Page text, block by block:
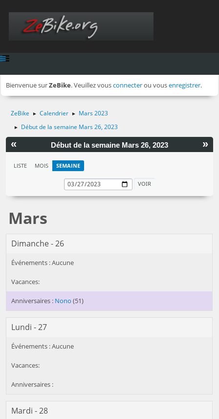
Bienvenue surZeBike. Veuillez vousconnecterou vousenregistrer.
ZeBike ► Calendrier ► Mars 2023
► Début de la semaine Mars 26, 2023
« »
Début de la semaine Mars 26, 2023
LISTE MOIS SEMAINE
Mars
Dimanche - 26
Nono (51)
Lundi - 27
Mardi - 28